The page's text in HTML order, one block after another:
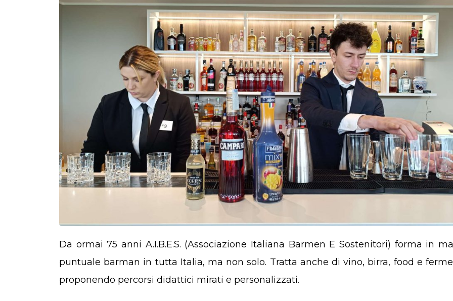
Da ormai 75 anni A.I.B.E.S. (Associazione Italiana Barmen E Sostenitori) forma in maniera
puntuale barman in tutta Italia, ma non solo. Tratta anche di vino, birra, food e
proponendo percorsi didattici mirati e personalizzati.